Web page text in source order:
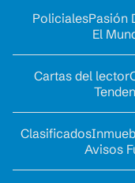
PolicialesPasión
El
Cartas del lector
Clasificados
Avisos